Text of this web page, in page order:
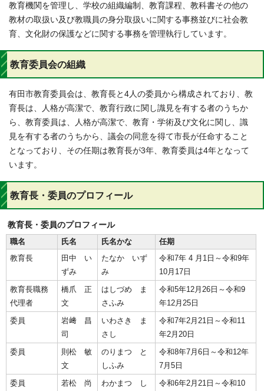
教育機関を管理し、学校の組織編制、教育課程、教科書その他の
教材の取扱い及び教職員の身分取扱いに関する事務並びに社会教
育、文化財の保護などに関する事務を管理執行しています。
教育委員会の組織
有田市教育委員会は、教育長と4人の委員から構成されており、教
育長は、人格が高潔で、教育行政に関し識見を有する者のうちか
ら、教育委員は、人格が高潔で、教育・学術及び文化に関し、識
見を有する者のうちから、議会の同意を得て市長が任命すること
となっており、その任期は教育長が3年、教育委員は4年となって
います。
教育長・委員のプロフィール
教育長・委員のプロフィール
職名
氏名 氏名かな
任期
教育長
田中 い
ずみ
たなか いず
み
令和7年 4 月1日～令和9年
10月17日
教育長職務
代理者
橋爪 正
文
はしづめ ま
さふみ
令和5年12月26日～令和9
年12月25日
委員
岩﨑 昌
司
いわさき ま
さし
令和7年2月21日～令和11
年2月20日
委員
則松 敏
文
のりまつ と
しふみ
令和8年7月6日～令和12年
7月5日
委員
若松 尚
わかまつ し
令和6年2月21日～令和10